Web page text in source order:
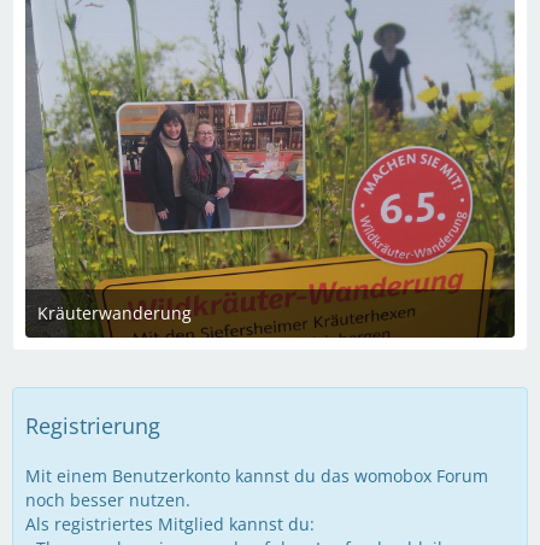
Kräuterwanderung
2. Mai 2023 um 09:23
Registrierung
Mit einem Benutzerkonto kannst du das womobox Forum
noch besser nutzen.
Als registriertes Mitglied kannst du: